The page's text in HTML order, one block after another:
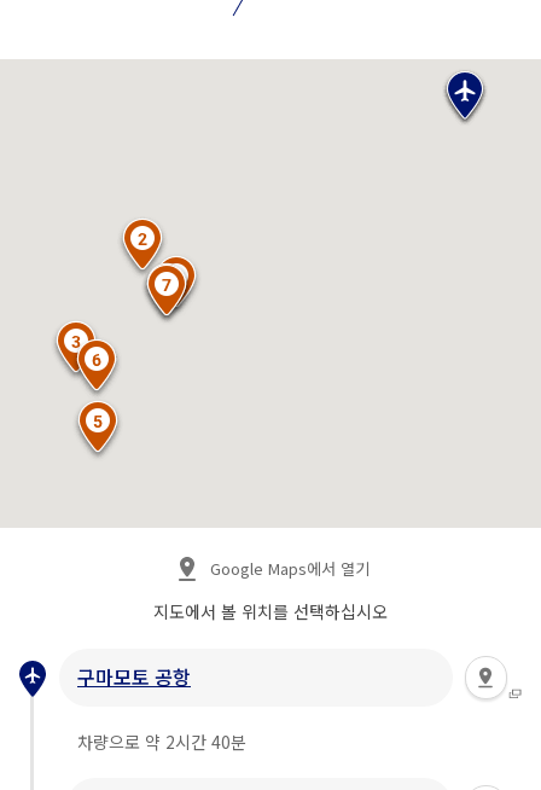
Google Maps에서 열기
지도에서 볼 위치를 선택하십시오
구마모토 공항
차량으로 약 2시간 40분